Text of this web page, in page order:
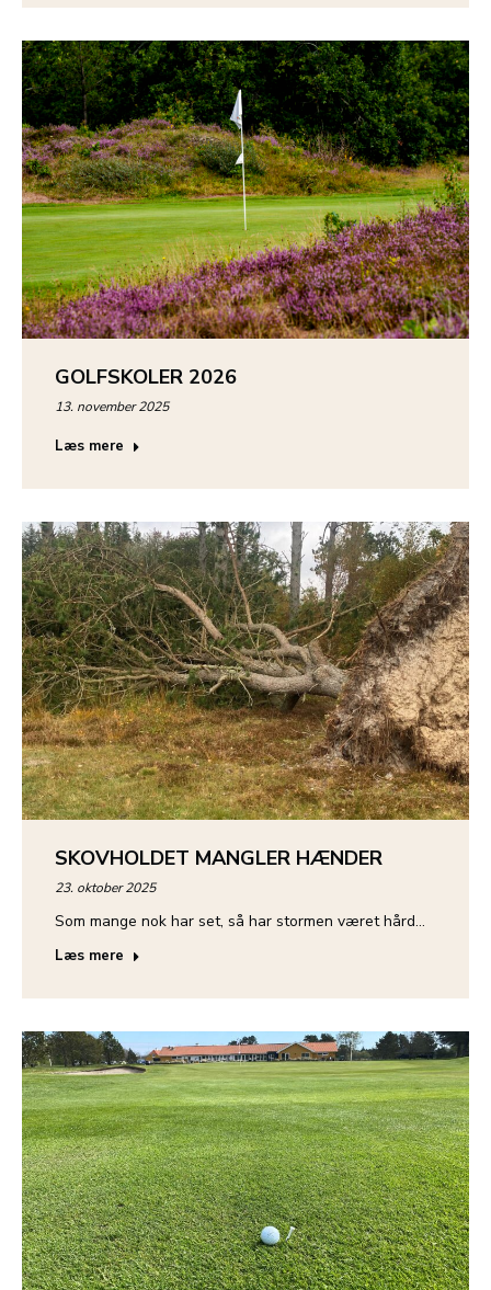
GOLFSKOLER 2026
13. november 2025
Læs mere
SKOVHOLDET MANGLER HÆNDER
23. oktober 2025
Som mange nok har set, så har stormen været hård…
Læs mere